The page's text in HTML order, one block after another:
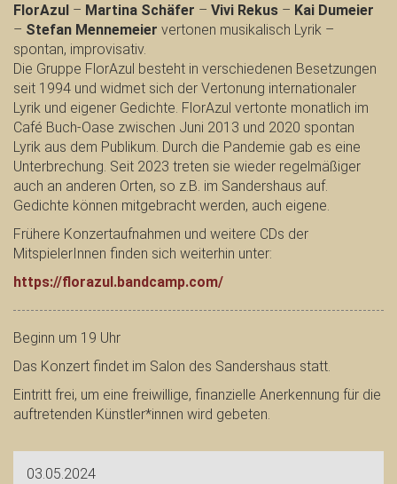
FlorAzul – Martina Schäfer – Vivi Rekus – Kai Dumeier
– Stefan Mennemeier vertonen musikalisch Lyrik –
spontan, improvisativ.
Die Gruppe FlorAzul besteht in verschiedenen Besetzungen
seit 1994 und widmet sich der Vertonung internationaler
Lyrik und eigener Gedichte. FlorAzul vertonte monatlich im
Café Buch-Oase zwischen Juni 2013 und 2020 spontan
Lyrik aus dem Publikum. Durch die Pandemie gab es eine
Unterbrechung. Seit 2023 treten sie wieder regelmäßiger
auch an anderen Orten, so z.B. im Sandershaus auf.
Gedichte können mitgebracht werden, auch eigene.
Frühere Konzertaufnahmen und weitere CDs der
MitspielerInnen finden sich weiterhin unter:
https://florazul.bandcamp.com/
Beginn um 19 Uhr
Das Konzert findet im Salon des Sandershaus statt.
Eintritt frei, um eine freiwillige, finanzielle Anerkennung für die
auftretenden Künstler*innen wird gebeten.
03.05.2024